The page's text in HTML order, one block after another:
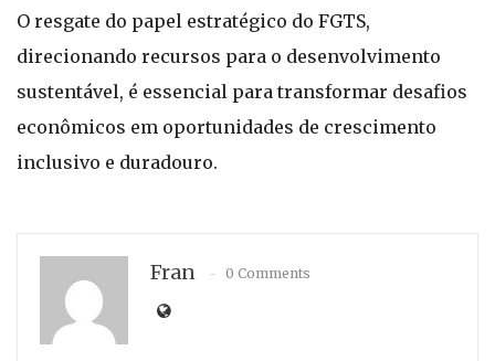
O resgate do papel estratégico do FGTS,
direcionando recursos para o desenvolvimento
sustentável, é essencial para transformar desafios
econômicos em oportunidades de crescimento
inclusivo e duradouro.
Fran 0 Comments